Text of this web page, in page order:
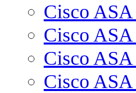
Cisco
Cisco
Cisco
Cisco